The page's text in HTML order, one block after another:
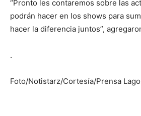
“Pronto les contaremos sobre las
podrán hacer en los shows para
hacer la diferencia juntos”,
.
Foto/Notistarz/Cortesía/Prensa